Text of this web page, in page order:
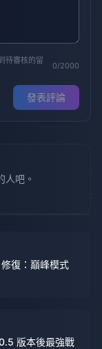
待審核的留
0/2000
發表評論
人吧。
復：巔峰模式
版本後最強戰